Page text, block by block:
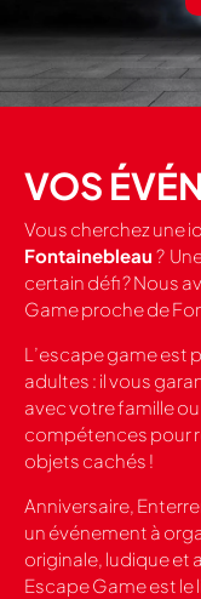
VOS
Vous cherchez une
Fontainebleau ?
certain défi ? Nous
Game proche de
L’escape game est
adultes : il vous
avec votre famille
compétences pour
objets cachés !
Anniversaire,
un événement à
originale, ludique et
Escape Game est le